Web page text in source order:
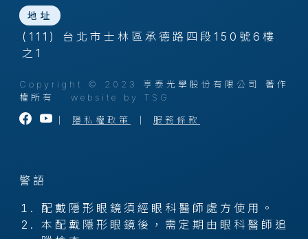
地址
(111) 台北市士林區承德路四段150號6樓
之1
Copyright © 2023 亨泰光學股份有限公司 著作
權所有 website by TSG
隱私權政策 服務條款
警語
配戴隱形眼鏡須經眼科醫師處方使用。
本配戴隱形眼鏡後，需定期由眼科醫師追